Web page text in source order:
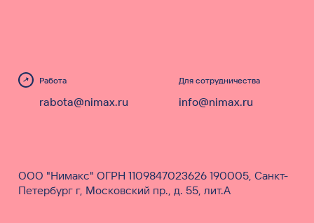
Работа
rabota@nimax.ru
Для сотрудничества
info@nimax.ru
ООО "Нимакс" ОГРН 1109847023626 190005, Санкт-
Петербург г, Московский пр., д. 55, лит.А